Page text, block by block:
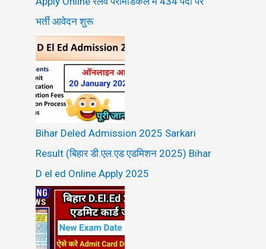
भर्ती आवेदन शुरू
Bihar Deled Admission 2025 Sarkari
Result (बिहार डी.एल.एड एडमिशन 2025) Bihar
D el ed Online Apply 2025